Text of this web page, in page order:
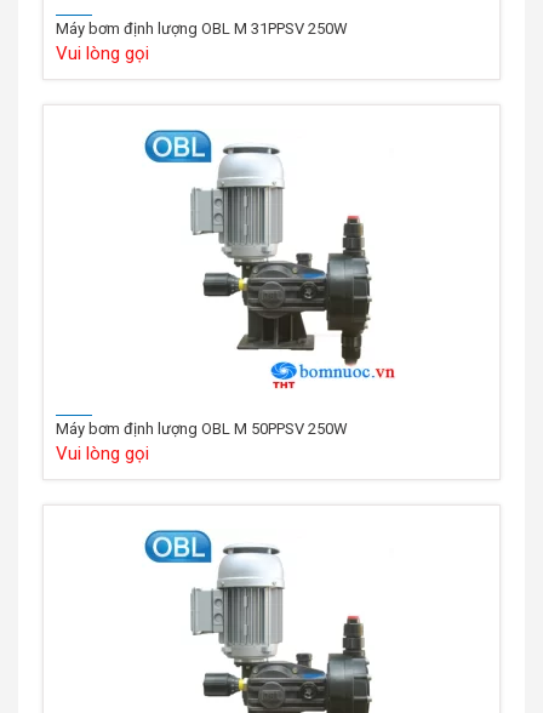
Máy bơm định lượng OBL M 31PPSV 250W
Vui lòng gọi
Máy bơm định lượng OBL M 50PPSV 250W
Vui lòng gọi